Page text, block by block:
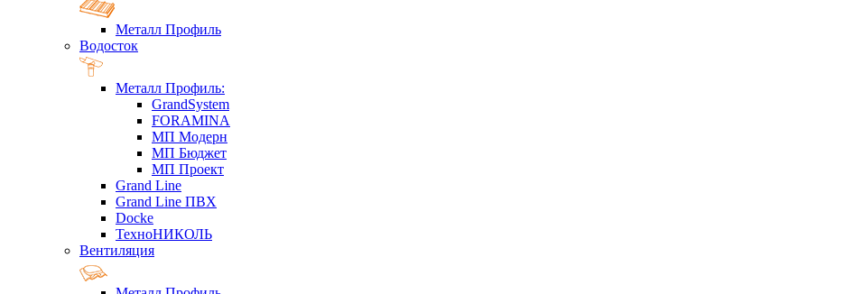
Металл Профиль
Водосток
Металл Профиль:
GrandSystem
FORAMINA
МП Модерн
МП Бюджет
МП Проект
Grand Line
Grand Line ПВХ
Docke
ТехноНИКОЛЬ
Вентиляция